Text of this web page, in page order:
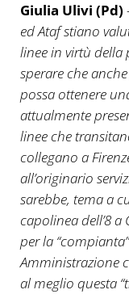
Giulia Ulivi (Pd)
ed Ataf stiano
linee in virtù della
sperare che
possa ottenere
attualmente
linee che
collegano a
all’originario
sarebbe, tema a
capolinea dell’8
per la
Amministrazione
al meglio questa